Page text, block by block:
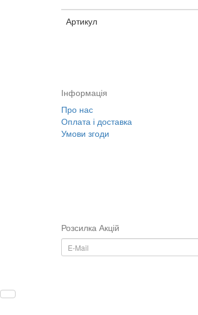
Артикул
Інформація
Про нас
Оплата і доставка
Умови згоди
Розсилка Акцій